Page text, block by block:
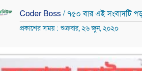
Coder Boss/ ৭৫০ বার এই সংবাদটি
প্রকাশের সময় : শুক্রবার, ২৬ জুন, ২০২০